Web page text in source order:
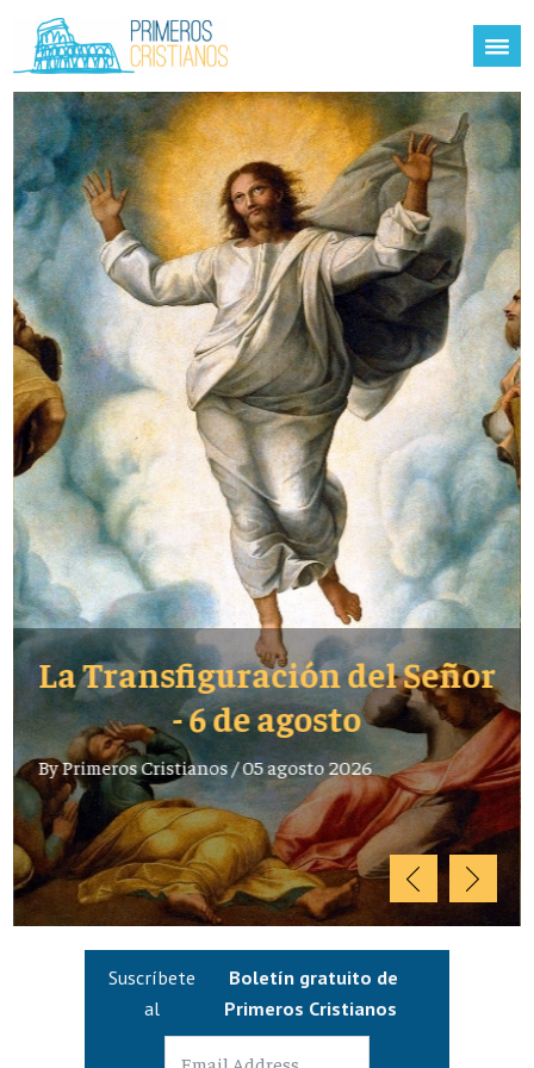
del Señor
agosto
/05 agosto 2026
El Santo
Bautista
de
ByPrimeros Cristianos /
Suscríbete
al
Boletín gratuito de
Primeros Cristianos